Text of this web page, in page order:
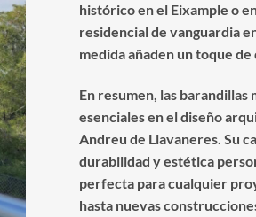
histórico en el Eixample o
residencial de vanguardia
medida añaden un toque
En resumen, las barandillas
esenciales en el diseño
Andreu de Llavaneres. Su
durabilidad y estética
perfecta para cualquier
hasta nuevas